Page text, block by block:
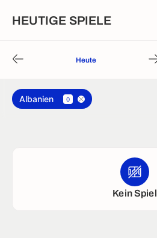
HEUTIGE SPIELE
Heute
Albanien 0
Kein Spiel